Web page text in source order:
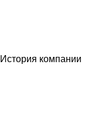
История компании